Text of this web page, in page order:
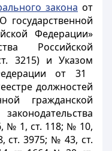
закона от
Федерации»
Российской
3215) и Указом
от 31
должностей
гражданской
№ 1, ст. 118; № 10,
ст. 3975; № 43, ст.